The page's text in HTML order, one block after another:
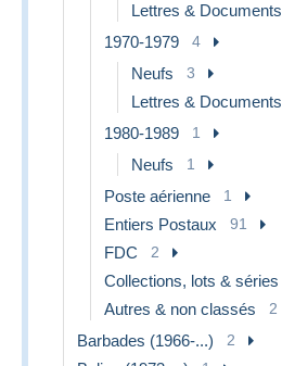
Lettres & Documents
1970-1979 4
Neufs 3
Lettres & Documents
1980-1989 1
Neufs 1
Poste aérienne 1
Entiers Postaux 91
FDC 2
Collections, lots & séries
Autres & non classés 2
Barbades (1966-...) 2